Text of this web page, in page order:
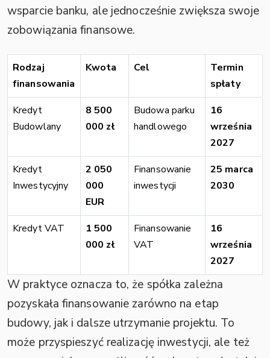
wsparcie banku, ale jednocześnie zwiększa swoje
zobowiązania finansowe.
Rodzaj
finansowania
Kwota Cel
Termin
spłaty
Kredyt
Budowlany
8 500
000 zł
Budowa parku
handlowego
16
września
2027
Kredyt
Inwestycyjny
2 050
000
EUR
Finansowanie
inwestycji
25 marca
2030
Kredyt VAT
1 500
000 zł
Finansowanie
VAT
16
września
2027
W praktyce oznacza to, że spółka zależna
pozyskała finansowanie zarówno na etap
budowy, jak i dalsze utrzymanie projektu. To
może przyspieszyć realizację inwestycji, ale też